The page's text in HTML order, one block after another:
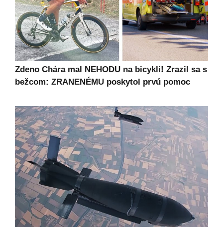
Zdeno Chára mal NEHODU na bicykli! Zrazil sa s
bežcom: ZRANENÉMU poskytol prvú pomoc